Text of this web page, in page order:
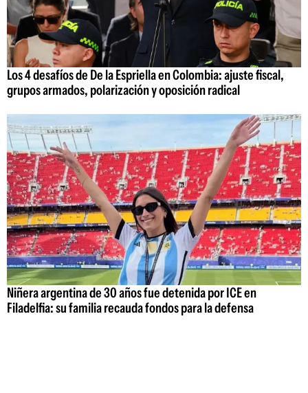
Los 4 desafíos de De la Espriella en Colombia: ajuste fiscal,
grupos armados, polarización y oposición radical
Niñera argentina de 30 años fue detenida por ICE en
Filadelfia: su familia recauda fondos para la defensa